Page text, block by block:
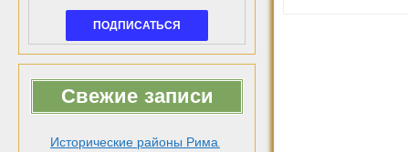
Свежие записи
Исторические районы Рима.